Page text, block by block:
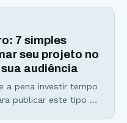
já se viu perdido no
irá tirar dessa
7 simples
seu projeto no
audiência
a pena investir tempo
publicar este tipo de